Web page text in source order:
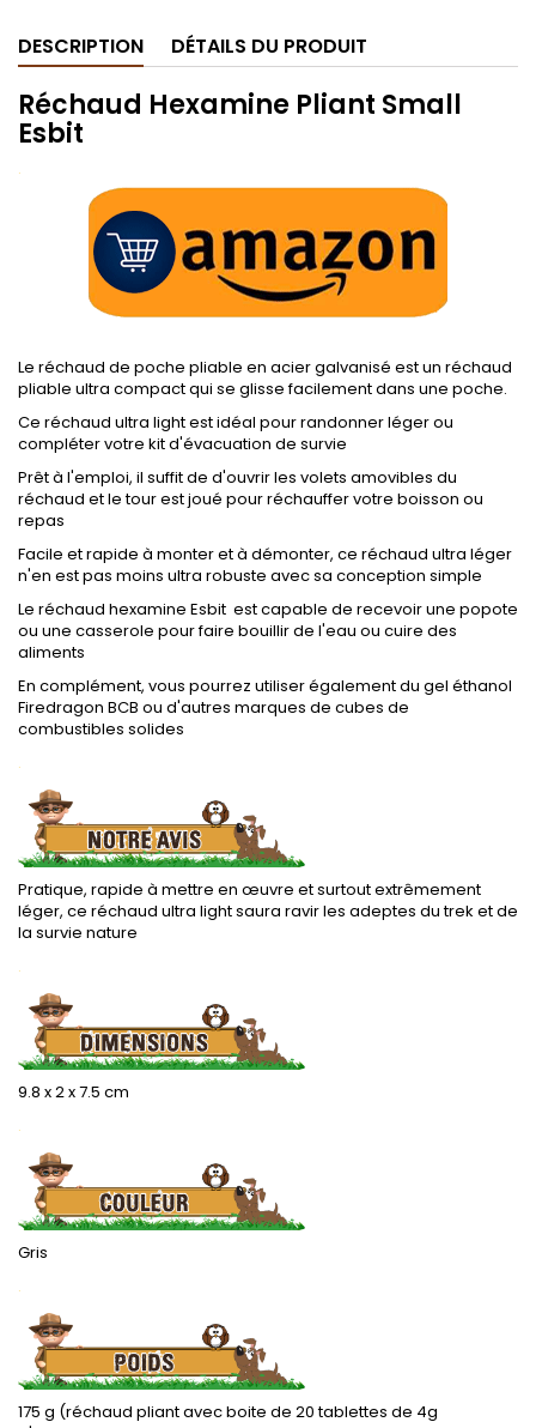
DESCRIPTION DÉTAILS DU PRODUIT
Réchaud Hexamine Pliant Small
Esbit
.
Le réchaud de poche pliable en acier galvanisé est un réchaud
pliable ultra compact qui se glisse facilement dans une poche.
Ce réchaud ultra light est idéal pour randonner léger ou
compléter votre kit d'évacuation de survie
Prêt à l'emploi, il suffit de d'ouvrir les volets amovibles du
réchaud et le tour est joué pour réchauffer votre boisson ou
repas
Facile et rapide à monter et à démonter, ce réchaud ultra léger
n'en est pas moins ultra robuste avec sa conception simple
Le réchaud hexamine Esbit est capable de recevoir une popote
ou une casserole pour faire bouillir de l'eau ou cuire des
aliments
En complément, vous pourrez utiliser également du gel éthanol
Firedragon BCB ou d'autres marques de cubes de
combustibles solides
.
Pratique, rapide à mettre en œuvre et surtout extrêmement
léger, ce réchaud ultra light saura ravir les adeptes du trek et de
la survie nature
.
9.8 x 2 x 7.5 cm
.
Gris
.
175 g (réchaud pliant avec boite de 20 tablettes de 4g